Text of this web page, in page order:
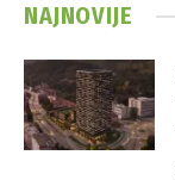
NAJNOVIJE